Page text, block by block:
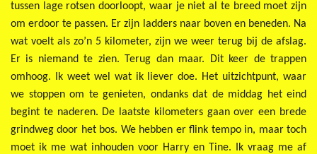
tussen lage rotsen doorloopt, waar je niet al te breed moet zijn
om erdoor te passen. Er zijn ladders naar boven en beneden. Na
wat voelt als zo’n 5 kilometer, zijn we weer terug bij de afslag.
Er is niemand te zien. Terug dan maar. Dit keer de trappen
omhoog. Ik weet wel wat ik liever doe. Het uitzichtpunt, waar
we stoppen om te genieten, ondanks dat de middag het eind
begint te naderen. De laatste kilometers gaan over een brede
grindweg door het bos. We hebben er flink tempo in, maar toch
moet ik me wat inhouden voor Harry en Tine. Ik vraag me af